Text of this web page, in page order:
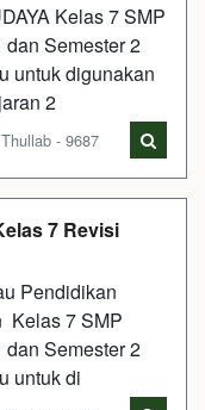
Kelas 7 SMP
Semester 2
untuk digunakan
2
- 9687
7 Revisi
Pendidikan
Kelas 7 SMP
Semester 2
untuk di